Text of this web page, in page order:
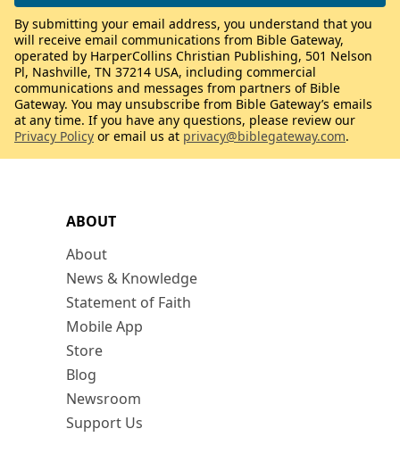
ABOUT
About
News & Knowledge
Statement of Faith
Mobile App
Store
Blog
Newsroom
Support Us
By submitting your email address, you understand that you
will receive email communications from Bible Gateway,
operated by HarperCollins Christian Publishing, 501 Nelson
Pl, Nashville, TN 37214 USA, including commercial
communications and messages from partners of Bible
Gateway. You may unsubscribe from Bible Gateway’s emails
at any time. If you have any questions, please review our
Privacy Policy or email us at privacy@biblegateway.com.